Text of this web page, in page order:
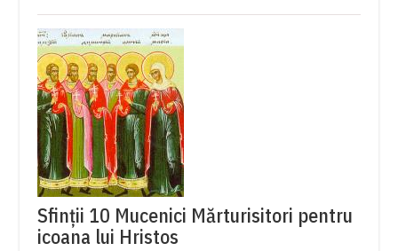
Sfinții 10 Mucenici Mărturisitori pentru
icoana lui Hristos